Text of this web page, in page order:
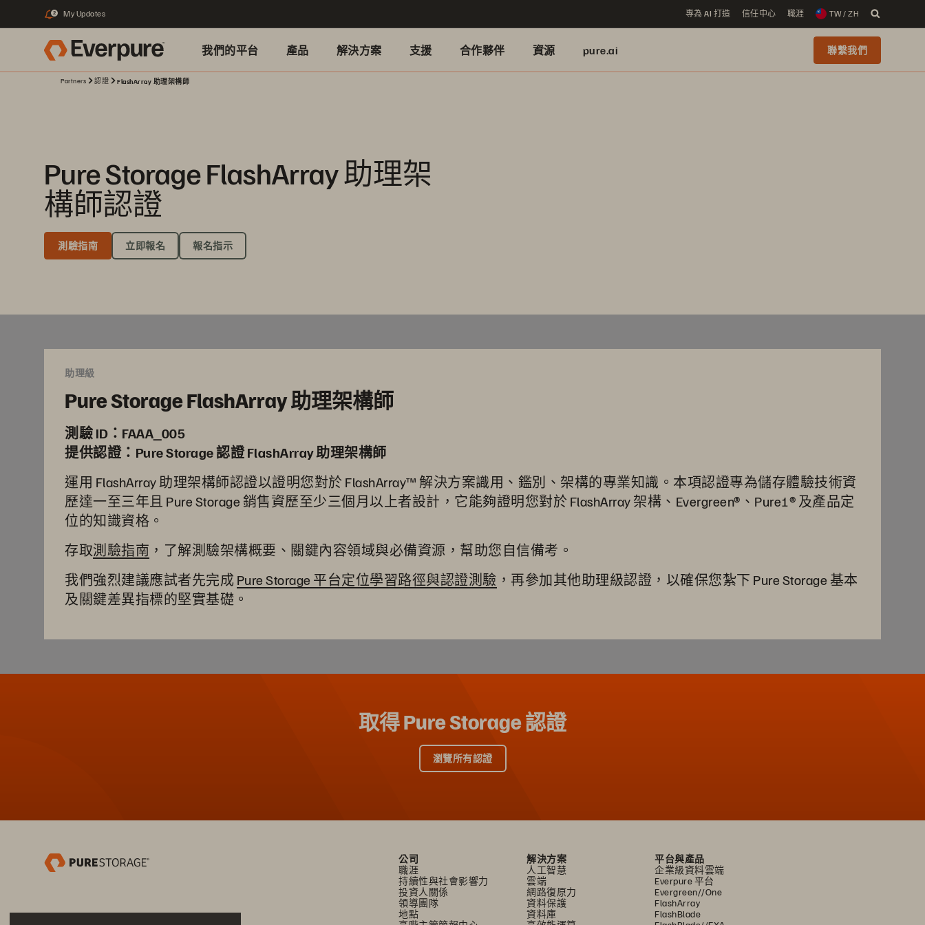
2 My Updates 專為 AI 打造 信任中心 職涯 TW / ZH
我們的平台 產品 解決方案 支援 合作夥伴 資源 pure.ai 聯繫我們
Partners 認證 FlashArray 助理架構師
Pure Storage FlashArray 助理架
構師認證
測驗指南 立即報名 報名指示
助理級
Pure Storage FlashArray 助理架構師
測驗 ID：FAAA_005
提供認證：Pure Storage 認證 FlashArray 助理架構師
運用 FlashArray 助理架構師認證以證明您對於 FlashArray™ 解決方案識用、鑑別、架構的專業知識。本項認證專為儲存體驗技術資
歷達一至三年且 Pure Storage 銷售資歷至少三個月以上者設計，它能夠證明您對於 FlashArray 架構、Evergreen®、Pure1® 及產品定
位的知識資格。
存取測驗指南 ，了解測驗架構概要、關鍵內容領域與必備資源，幫助您自信備考。
我們強烈建議應試者先完成 Pure Storage 平台定位學習路徑與認證測驗 ，再參加其他助理級認證，以確保您紮下 Pure Storage 基本
及關鍵差異指標的堅實基礎。
取得 Pure Storage 認證
瀏覽所有認證
公司
職涯
持續性與社會影響力
投資人關係
領導團隊
地點
解決方案
人工智慧
雲端
網路復原力
資料保護
資料庫
平台與產品
企業級資料雲端
Everpure 平台
Evergreen//One
FlashArray
FlashBlade